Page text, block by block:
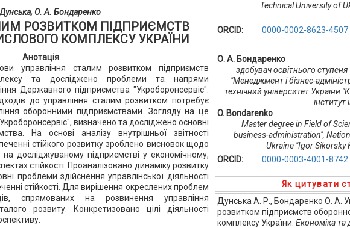
О. А. Бондаренко
РОЗВИТКОМ ПІДПРИЄМСТВ
КОМПЛЕКСУ УКРАЇНИ
Анотація
управління сталим розвитком підприємств
та досліджено проблеми та напрями
Державного підприємства "Укроборонсервіс".
до управління сталим розвитком потребує
оборонними підприємствами. Зогляду на це
визначено та досліджено основні
На основі аналізу внутрішньої звітності
стійкого розвитку зроблено висновок щодо
на досліджуваному підприємстві у економічному,
стійкості. Проаналізовано динаміку розвитку
проблеми здійснення управлінської діяльності
стійкості. Для вирішення окреслених проблем
спрямованих на розвинення управління
розвиту. Конкретизовано цілі діяльності
Technical University of
ORCID:
0000-0002-8623-4507
О. А. Бондаренко
здобувач освітнього ступеня
"Менеджмент і бізнес-
технічний університет України
інститут
O. Bondarenko
Master degree in Field of
business-administration",
Ukraine "Igor Sikorsky
ORCID:
0000-0003-4001-8742
Як цитувати
Дунська А. Р., Бондаренко О. А.
розвитком підприємств
комплексу України. Економіка та